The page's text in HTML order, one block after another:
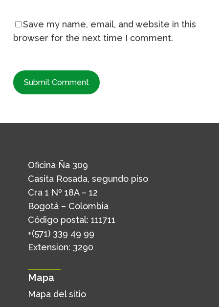
Save my name, email, and website in this
browser for the next time I comment.
Oficina Ña 309
Casita Rosada, segundo piso
Cra 1 Nº 18A – 12
Bogotá – Colombia
Código postal: 111711
+(571) 339 49 99
Extension: 3290
Mapa
Mapa del sitio